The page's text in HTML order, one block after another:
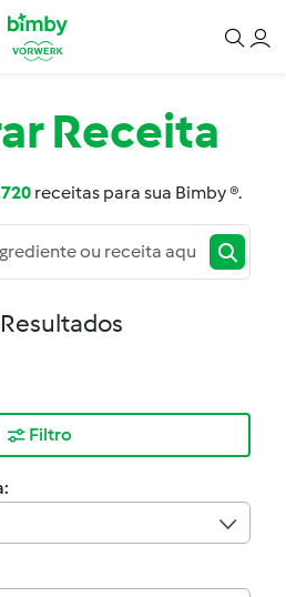
Receita
receitas para sua Bimby ®.
Resultados
Filtro